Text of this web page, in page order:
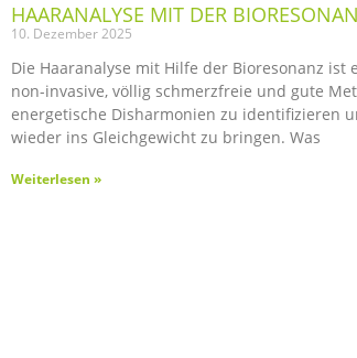
HAARANALYSE MIT DER
10. Dezember 2025
Die Haaranalyse mit Hilfe der Bioresonanz ist
non-invasive, völlig schmerzfreie und gute
energetische Disharmonien zu identifizieren
wieder ins Gleichgewicht zu bringen. Was
Weiterlesen »